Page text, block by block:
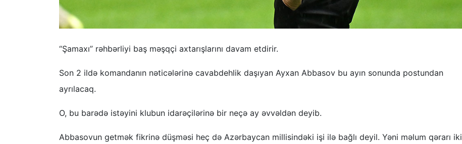
“Şamaxı” rəhbərliyi baş məşqçi axtarışlarını davam etdirir.
Son 2 ildə komandanın nəticələrinə cavabdehlik daşıyan Ayxan Abbasov bu ayın sonunda postundan
ayrılacaq.
O, bu barədə istəyini klubun idarəçilərinə bir neçə ay əvvəldən deyib.
Abbasovun getmək fikrinə düşməsi heç də Azərbaycan millisindəki işi ilə bağlı deyil. Yəni məlum qərarı iki